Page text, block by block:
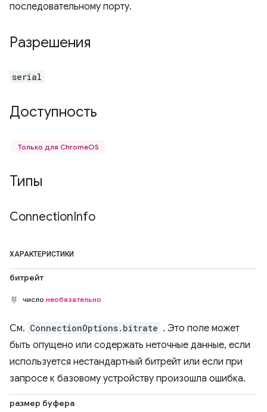
последовательному порту.
Разрешения
serial
Доступность
Только для ChromeOS
Типы
ConnectionInfo
ХАРАКТЕРИСТИКИ
битрейт
число необязательно
См. ConnectionOptions.bitrate . Это поле может
быть опущено или содержать неточные данные, если
используется нестандартный битрейт или если при
запросе к базовому устройству произошла ошибка.
размер буфера